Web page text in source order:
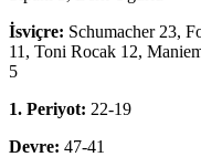
İsviçre: Schumacher 23,
11, Toni Rocak 12,
5
1. Periyot: 22-19
Devre: 47-41